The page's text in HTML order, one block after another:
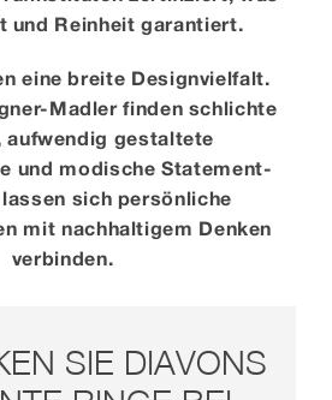
und Reinheit garantiert.
eine breite Designvielfalt.
Madler finden schlichte
aufwendig gestaltete
und modische Statement-
sich persönliche
mit nachhaltigem Denken
verbinden.
SIE DIAVONS